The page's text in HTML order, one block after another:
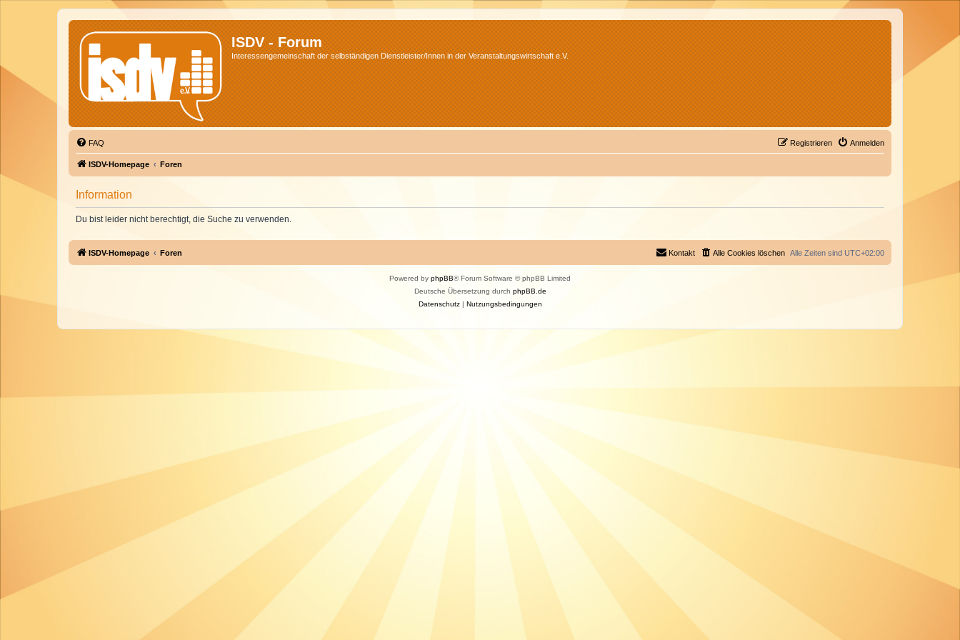
ISDV - Forum
Interessengemeinschaft der selbständigen Dienstleister/Innen in der Veranstaltungswirtschaft e.V.
FAQ Anmelden
Registrieren
ISDV-Homepage Foren
Information
Du bist leider nicht berechtigt, die Suche zu verwenden.
ISDV-Homepage Foren Alle Zeiten sind UTC+02:00
Alle Cookies löschen
Kontakt
Powered by phpBB® Forum Software © phpBB Limited
Deutsche Übersetzung durch phpBB.de
Datenschutz| Nutzungsbedingungen